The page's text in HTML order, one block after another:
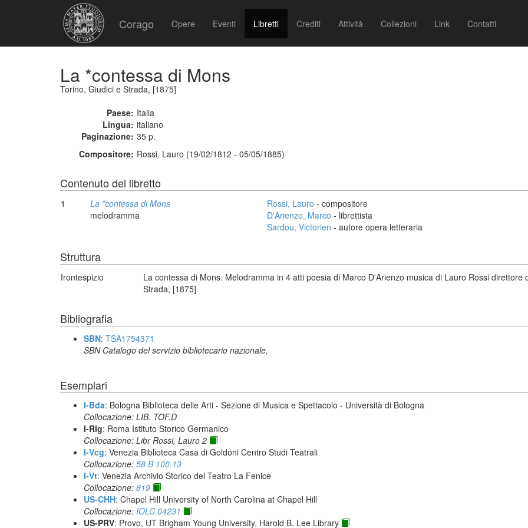
Corago Opere Eventi Libretti Crediti Attività Collezioni Link Contatti
La *contessa di Mons
Torino, Giudici e Strada, [1875]
Paese: Italia
Lingua: italiano
Paginazione: 35 p.
Compositore: Rossi, Lauro (19/02/1812 - 05/05/1885)
Contenuto del libretto
1
La *contessa di Mons
melodramma
Rossi, Lauro - compositore
D'Arienzo, Marco - librettista
Sardou, Victorien - autore opera letteraria
Struttura
frontespizio
La contessa di Mons. Melodramma in 4 atti poesia di Marco D'Arienzo musica di Lauro Rossi
Strada, [1875]
Bibliografia
SBN: TSA1754371
SBN Catalogo del servizio bibliotecario nazionale,
Esemplari
I-Bda: Bologna Biblioteca delle Arti - Sezione di Musica e Spettacolo - Università di Bologna
Collocazione: LIB. TOF.D
I-Rig: Roma Istituto Storico Germanico
Collocazione: Libr Rossi, Lauro 2
I-Vcg: Venezia Biblioteca Casa di Goldoni Centro Studi Teatrali
Collocazione: 58 B 100.13
I-Vt: Venezia Archivio Storico del Teatro La Fenice
Collocazione: 819
US-CHH: Chapel Hill University of North Carolina at Chapel Hill
Collocazione: IOLC.04231
US-PRV: Provo, UT Brigham Young University, Harold B. Lee Library